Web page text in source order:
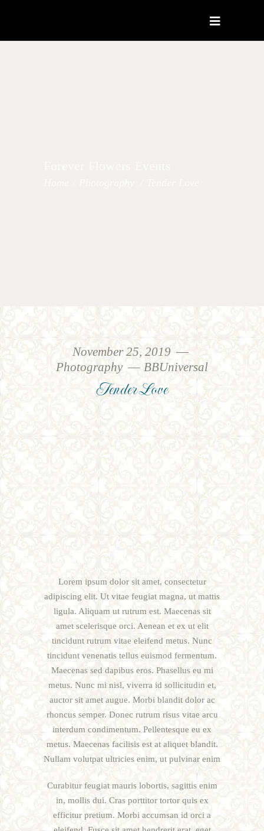
November 25, 2019
Photography
BBUniversal
Tender Love
Lorem ipsum dolor sit amet, consectetur
adipiscing elit. Ut vitae feugiat magna, ut mattis
ligula. Aliquam ut rutrum est. Maecenas sit
amet scelerisque orci. Aenean et ex ut elit
tincidunt rutrum vitae eleifend metus. Nunc
tincidunt venenatis tellus euismod fermentum.
Maecenas sed dapibus eros. Phasellus eu mi
metus. Nunc mi nisl, viverra id sollicitudin et,
auctor sit amet augue. Morbi blandit dolor ac
rhoncus semper. Donec rutrum risus vitae arcu
interdum condimentum. Pellentesque eu ex
metus. Maecenas facilisis est at aliquet blandit.
Nullam volutpat ultricies enim, ut pulvinar enim
Curabitur feugiat mauris lobortis, sagittis enim
in, mollis dui. Cras porttitor tortor quis ex
efficitur pretium. Morbi accumsan id orci a